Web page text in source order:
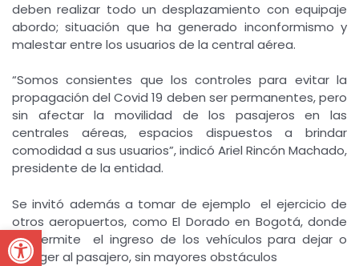
Open toolbar
deben realizar todo un desplazamiento con equipaje
abordo; situación que ha generado inconformismo y
malestar entre los usuarios de la central aérea.
“Somos consientes que los controles para evitar la
propagación del Covid 19 deben ser permanentes, pero
sin afectar la movilidad de los pasajeros en las
centrales aéreas, espacios dispuestos a brindar
comodidad a sus usuarios”, indicó Ariel Rincón Machado,
presidente de la entidad.
Se invitó además a tomar de ejemplo el ejercicio de
otros aeropuertos, como El Dorado en Bogotá, donde
se permite el ingreso de los vehículos para dejar o
recoger al pasajero, sin mayores obstáculos